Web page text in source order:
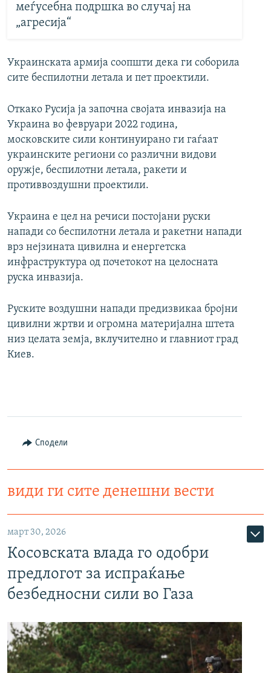
меѓусебна подршка во случај на
„агресија“
Украинската армија соопшти дека ги соборила
сите беспилотни летала и пет проектили.
Откако Русија ја започна својата инвазија на
Украина во февруари 2022 година,
московските сили континуирано ги гаѓаат
украинските региони со различни видови
оружје, беспилотни летала, ракети и
противвоздушни проектили.
Украина е цел на речиси постојани руски
напади со беспилотни летала и ракетни напади
врз нејзината цивилна и енергетска
инфраструктура од почетокот на целосната
руска инвазија.
Руските воздушни напади предизвикаа бројни
цивилни жртви и огромна материјална штета
низ целата земја, вклучително и главниот град
Киев.
Сподели
види ги сите денешни вести
март 30, 2026
Косовската влада го одобри
предлогот за испраќање
безбедносни сили во Газа